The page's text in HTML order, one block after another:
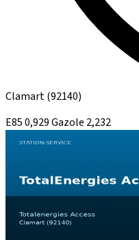
Clamart(92140)
E850,929Gazole 2,232